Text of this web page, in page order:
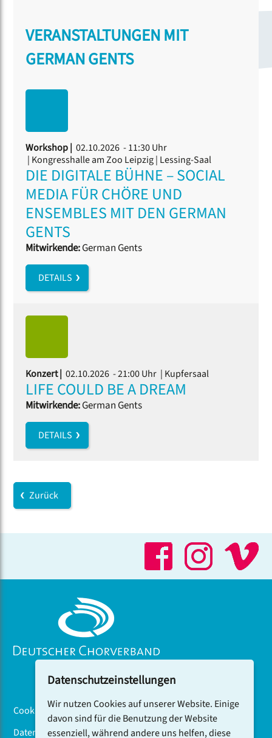
VERANSTALTUNGEN MIT
GERMAN GENTS
Workshop | 02.10.2026 - 11:30 Uhr
| Kongresshalle am Zoo Leipzig | Lessing-Saal
DIE DIGITALE BÜHNE – SOCIAL
MEDIA FÜR CHÖRE UND
ENSEMBLES MIT DEN GERMAN
GENTS
Mitwirkende:German Gents
DETAILS
Konzert | 02.10.2026 - 21:00 Uhr | Kupfersaal
LIFE COULD BE A DREAM
Mitwirkende:German Gents
DETAILS
Zurück
Cookiebanner
Datenschutz
Datenschutzeinstellungen
Wir nutzen Cookies auf unserer Website. Einige
davon sind für die Benutzung der Website
essenziell, während andere uns helfen, diese